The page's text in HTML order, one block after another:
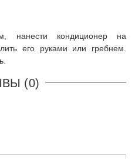
нанести кондиционер на
его руками или гребнем.
(0)